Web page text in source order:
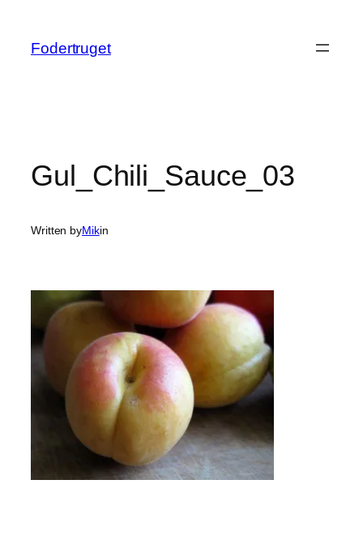
indhold
Fodertruget
Gul_Chili_Sauce_03
Written byMikin